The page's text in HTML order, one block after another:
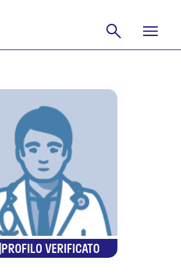
PROFILO VERIFICATO